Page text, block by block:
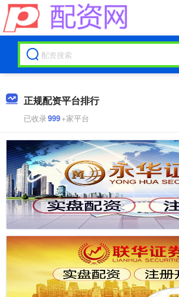
正规配资平台排行
已收录999+家平台